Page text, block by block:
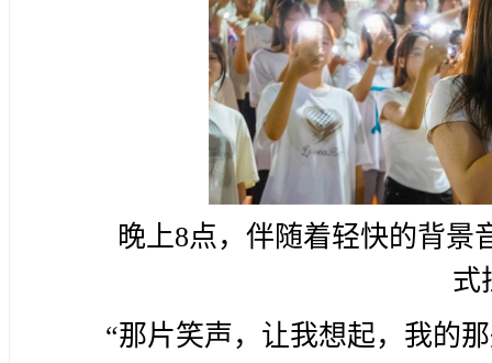
晚上8点，伴随着轻快的背景
式
“那片笑声，让我想起，我的